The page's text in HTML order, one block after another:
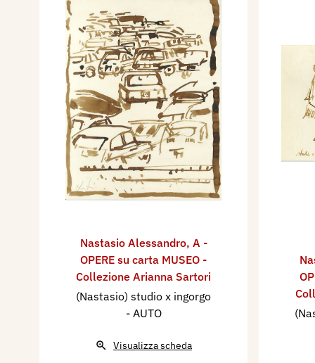
Nastasio Alessandro, A -
OPERE su carta MUSEO -
Collezione Arianna Sartori
(Nastasio) studio x ingorgo
- AUTO
Visualizza scheda